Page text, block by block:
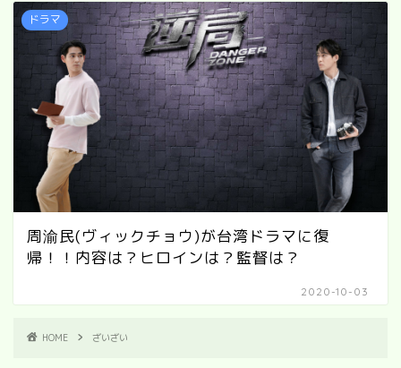
ドラマ
周渝民(ヴィックチョウ)が台湾ドラマに復
帰！！内容は？ヒロインは？監督は？
2020-10-03
HOME ざいざい